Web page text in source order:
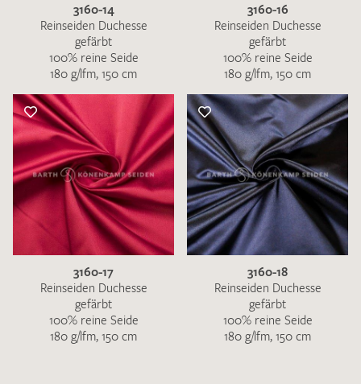
3160-14
Reinseiden Duchesse
gefärbt
100% reine Seide
180 g/lfm, 150 cm
3160-16
Reinseiden Duchesse
gefärbt
100% reine Seide
180 g/lfm, 150 cm
3160-17
Reinseiden Duchesse
gefärbt
100% reine Seide
180 g/lfm, 150 cm
3160-18
Reinseiden Duchesse
gefärbt
100% reine Seide
180 g/lfm, 150 cm